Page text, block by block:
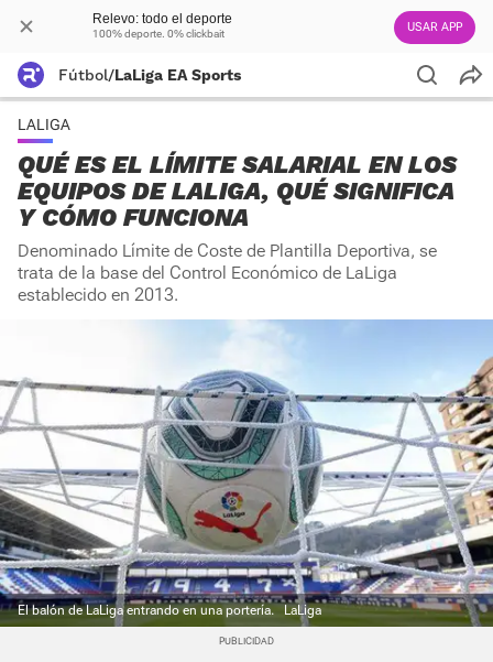
Relevo: todo el deporte
100% deporte. 0% clickbait USAR APP
Fútbol/LaLiga EA Sports
LALIGA
QUÉ ES EL LÍMITE SALARIAL EN LOS
EQUIPOS DE LALIGA, QUÉ SIGNIFICA
Y CÓMO FUNCIONA
Denominado Límite de Coste de Plantilla Deportiva, se
trata de la base del Control Económico de LaLiga
establecido en 2013.
El balón de LaLiga entrando en una portería. LaLiga